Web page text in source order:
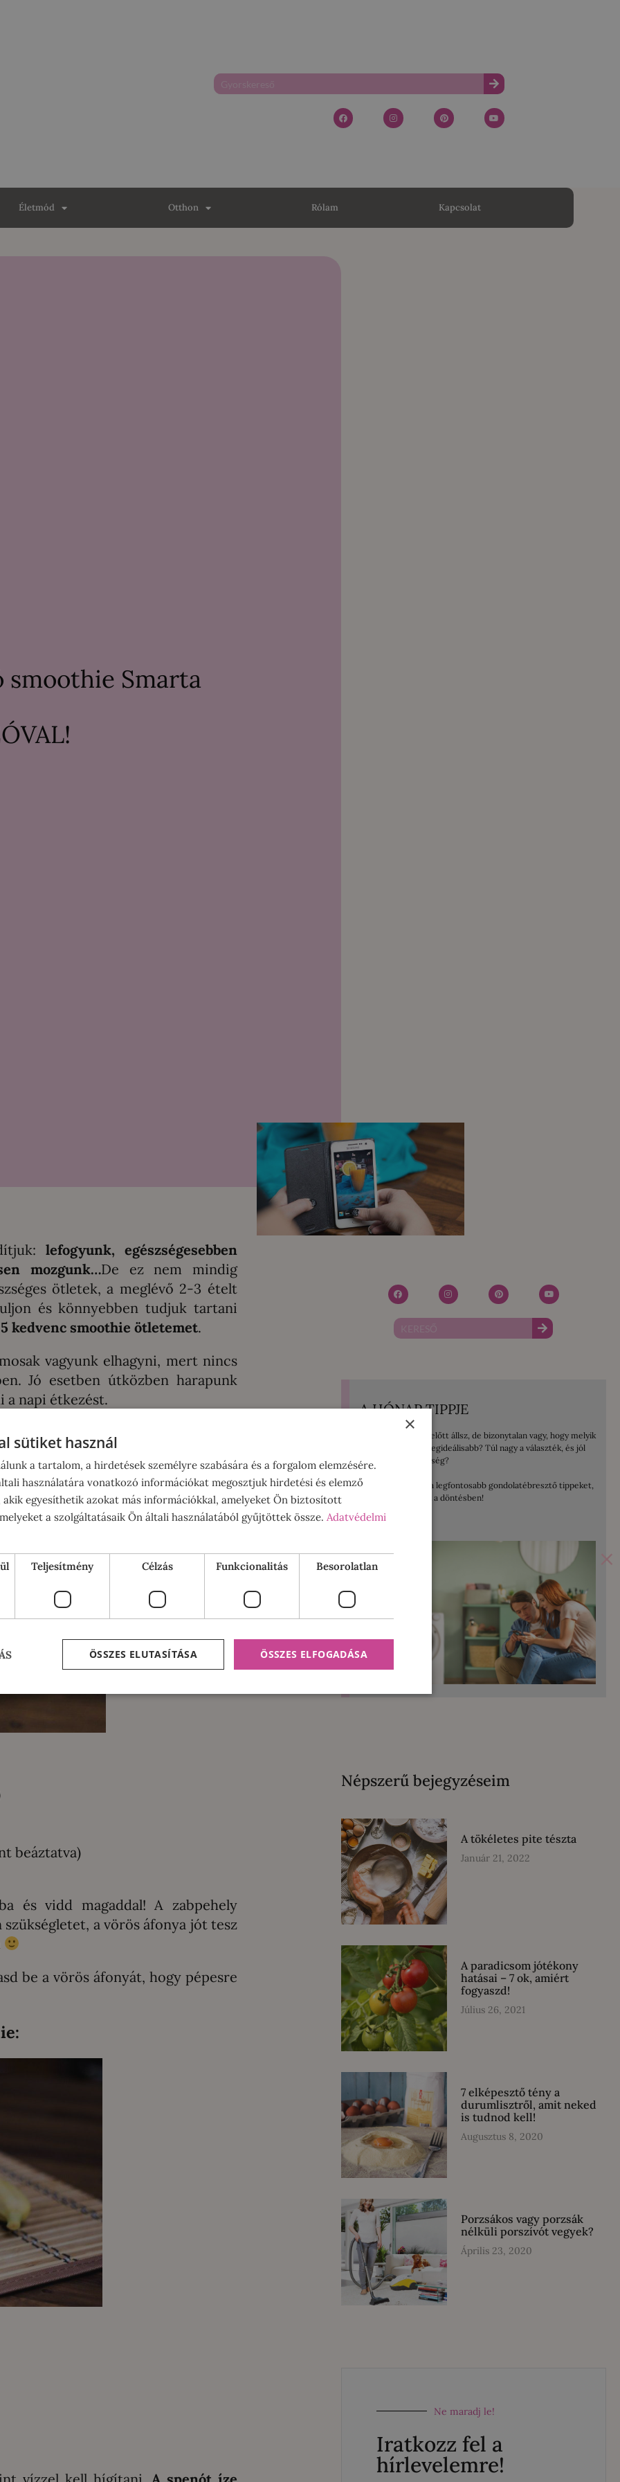
Életmód Otthon Rólam Kapcsolat
smoothie Smarta
lefogyunk, egészségesebben
mozgunk…De ez nem mindig
ötletek, a meglévő 2-3 ételt
és könnyebben tudjuk tartani
kedvenc smoothie ötletemet.
vagyunk elhagyni, mert nincs
Jó esetben útközben harapunk
a napi étkezést.
a nap
beáztatva)
és vidd magaddal! A zabpehely
a vörös áfonya jót tesz
be a vörös áfonyát, hogy pépesre
A HÓNAP TIPPJE
Mosógép vásárlás előtt állsz, de bizonytalan vagy, hogy melyik
lenne számodra a legideálisabb? Túl nagy a választék, és jól
jönne egy kis segítség?
Összegyűjtöttem a legfontosabb gondolatébresztő tippeket,
amelyek segítenek a döntésben!
ELOLVASOM!
×
Népszerű bejegyzéseim
A tökéletes pite tészta
Január 21, 2022
A paradicsom jótékony
hatásai – 7 ok, amiért
fogyaszd!
Július 26, 2021
7 elképesztő tény a
durumlisztről, amit neked
is tudnod kell!
Augusztus 8, 2020
Porzsákos vagy porzsák
nélküli porszívót vegyek?
Április 23, 2020
Ne maradj le!
Iratkozz fel a
hírlevelemre!
×
sütiket használ
a tartalom, a hirdetések személyre szabására és a forgalom elemzésére.
használatára vonatkozó információkat megosztjuk hirdetési és elemző
egyesíthetik azokat más információkkal, amelyeket Ön biztosított
a szolgáltatásaik Ön általi használatából gyűjtöttek össze. Adatvédelmi
Teljesítmény Célzás Funkcionalitás Besorolatlan
ÖSSZES ELFOGADÁSA
ÖSSZES ELUTASÍTÁSA